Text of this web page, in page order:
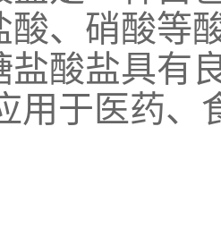
酸、硝酸等
盐酸盐具有
用于医药、